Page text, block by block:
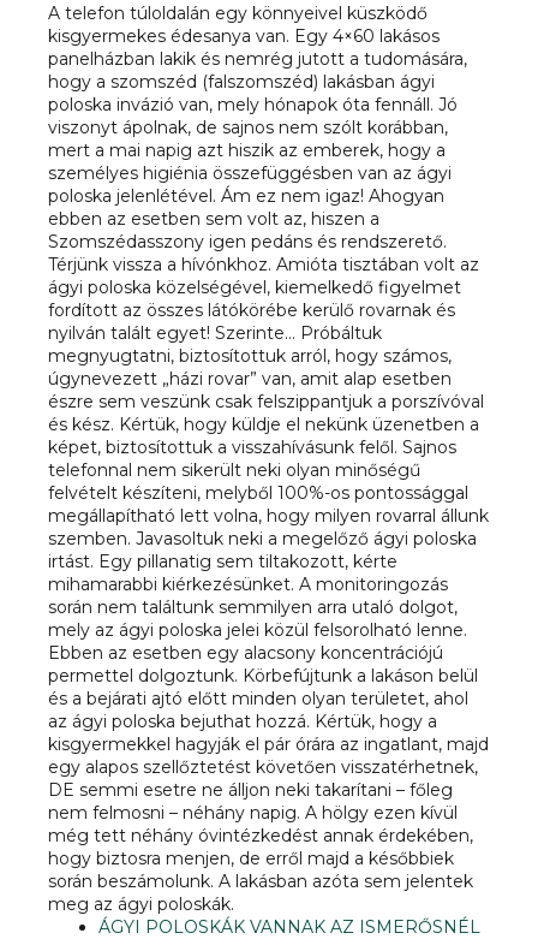
A telefon túloldalán egy könnyeivel küszködő
kisgyermekes édesanya van. Egy 4×60 lakásos
panelházban lakik és nemrég jutott a tudomására,
hogy a szomszéd (falszomszéd) lakásban ágyi
poloska invázió van, mely hónapok óta fennáll. Jó
viszonyt ápolnak, de sajnos nem szólt korábban,
mert a mai napig azt hiszik az emberek, hogy a
személyes higiénia összefüggésben van az ágyi
poloska jelenlétével. Ám ez nem igaz! Ahogyan
ebben az esetben sem volt az, hiszen a
Szomszédasszony igen pedáns és rendszerető.
Térjünk vissza a hívónkhoz. Amióta tisztában volt az
ágyi poloska közelségével, kiemelkedő figyelmet
fordított az összes látókörébe kerülő rovarnak és
nyilván talált egyet! Szerinte… Próbáltuk
megnyugtatni, biztosítottuk arról, hogy számos,
úgynevezett „házi rovar” van, amit alap esetben
észre sem veszünk csak felszippantjuk a porszívóval
és kész. Kértük, hogy küldje el nekünk üzenetben a
képet, biztosítottuk a visszahívásunk felől. Sajnos
telefonnal nem sikerült neki olyan minőségű
felvételt készíteni, melyből 100%-os pontossággal
megállapítható lett volna, hogy milyen rovarral állunk
szemben. Javasoltuk neki a megelőző ágyi poloska
irtást. Egy pillanatig sem tiltakozott, kérte
mihamarabbi kiérkezésünket. A monitoringozás
során nem találtunk semmilyen arra utaló dolgot,
mely az ágyi poloska jelei közül felsorolható lenne.
Ebben az esetben egy alacsony koncentrációjú
permettel dolgoztunk. Körbefújtunk a lakáson belül
és a bejárati ajtó előtt minden olyan területet, ahol
az ágyi poloska bejuthat hozzá. Kértük, hogy a
kisgyermekkel hagyják el pár órára az ingatlant, majd
egy alapos szellőztetést követően visszatérhetnek,
DE semmi esetre ne álljon neki takarítani – főleg
nem felmosni – néhány napig. A hölgy ezen kívül
még tett néhány óvintézkedést annak érdekében,
hogy biztosra menjen, de erről majd a későbbiek
során beszámolunk. A lakásban azóta sem jelentek
meg az ágyi poloskák.
ÁGYI POLOSKÁK VANNAK AZ ISMERŐSNÉL